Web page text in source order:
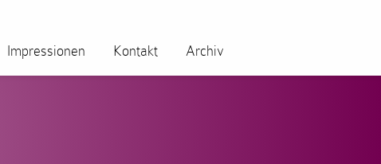
Impressionen Kontakt Archiv